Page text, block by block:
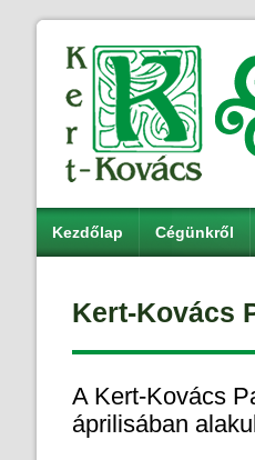
Kezdőlap Cégünkről
Kert-Kovács
A Kert-Kovács
áprilisában